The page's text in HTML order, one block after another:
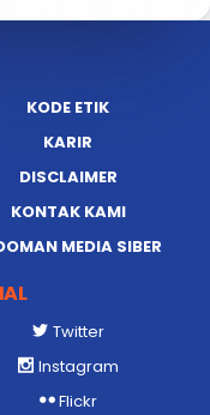
KODE ETIK
KARIR
DISCLAIMER
KONTAK KAMI
MEDIA SIBER
Twitter
Instagram
Flickr